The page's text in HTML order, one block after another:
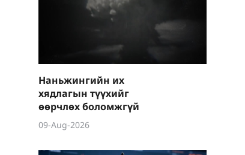
Наньжингийн их
хядлагын түүхийг
өөрчлөх боломжгүй
09-Aug-2026